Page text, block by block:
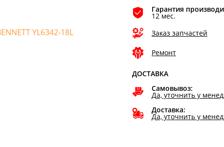
Гарантия
12 мес.
Заказ запчастей
Ремонт
ДОСТАВКА
Самовывоз:
Да, уточнить у
Доставка:
Да, уточнить у